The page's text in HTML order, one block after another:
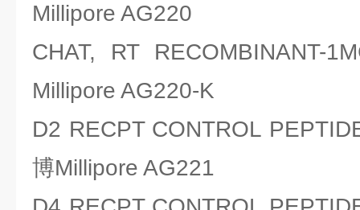
Millipore AG220
CHAT, RT
Millipore AG220-K
D2 RECPT CONTROL
博Millipore AG221